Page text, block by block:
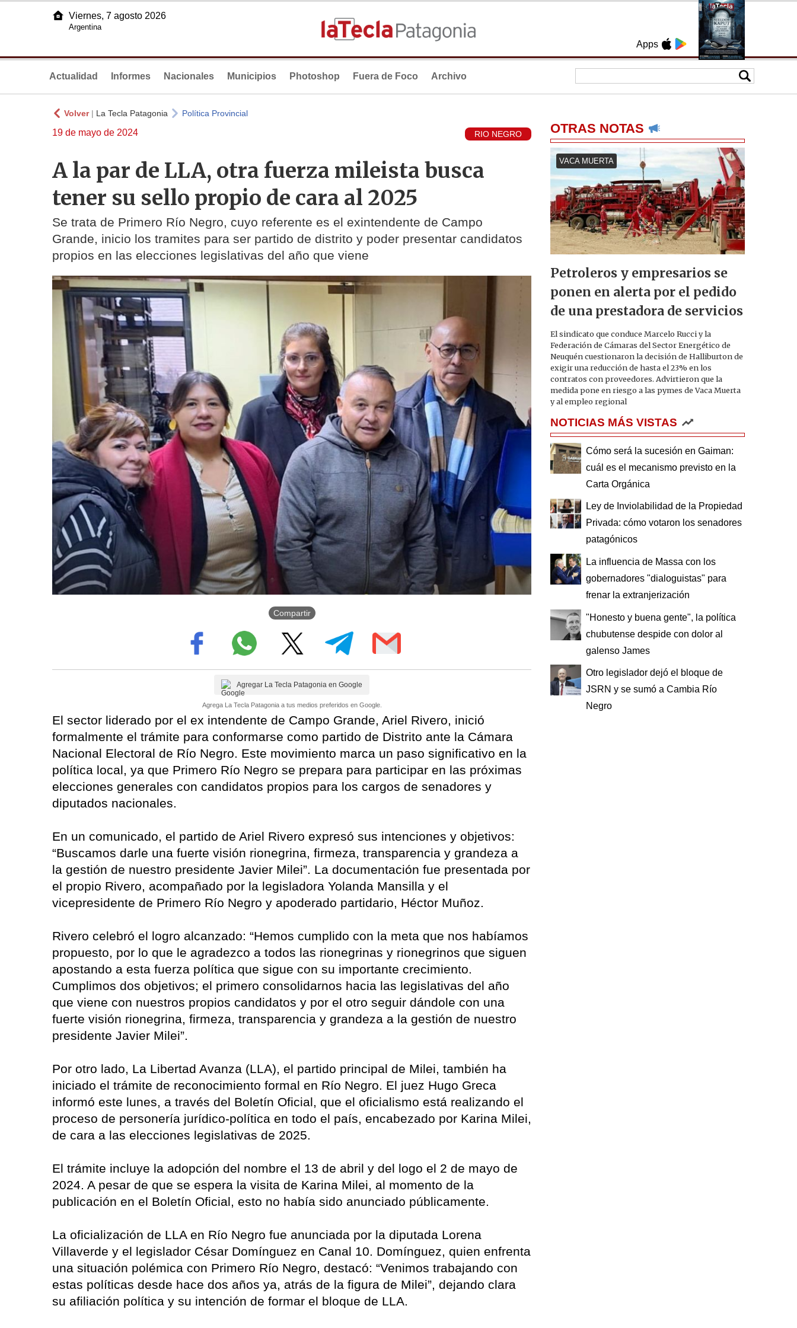
Apps
Viernes, 7 agosto 2026
Argentina
Actualidad Informes Nacionales Municipios Photoshop Fuera de Foco Archivo
Volver| La Tecla Patagonia Política Provincial
19 de mayo de 2024 RIO NEGRO
A la par de LLA, otra fuerza mileista busca
tener su sello propio de cara al 2025
Se trata de Primero Río Negro, cuyo referente es el exintendente de Campo
Grande, inicio los tramites para ser partido de distrito y poder presentar candidatos
propios en las elecciones legislativas del año que viene
Compartir
Agregar La Tecla Patagonia en Google
Agrega La Tecla Patagonia a tus medios preferidos en Google.
El sector liderado por el ex intendente de Campo Grande, Ariel Rivero, inició
formalmente el trámite para conformarse como partido de Distrito ante la Cámara
Nacional Electoral de Río Negro. Este movimiento marca un paso significativo en la
política local, ya que Primero Río Negro se prepara para participar en las próximas
elecciones generales con candidatos propios para los cargos de senadores y
diputados nacionales.
En un comunicado, el partido de Ariel Rivero expresó sus intenciones y objetivos:
“Buscamos darle una fuerte visión rionegrina, firmeza, transparencia y grandeza a
la gestión de nuestro presidente Javier Milei”. La documentación fue presentada por
el propio Rivero, acompañado por la legisladora Yolanda Mansilla y el
vicepresidente de Primero Río Negro y apoderado partidario, Héctor Muñoz.
Rivero celebró el logro alcanzado: “Hemos cumplido con la meta que nos habíamos
propuesto, por lo que le agradezco a todos las rionegrinas y rionegrinos que siguen
apostando a esta fuerza política que sigue con su importante crecimiento.
Cumplimos dos objetivos; el primero consolidarnos hacia las legislativas del año
que viene con nuestros propios candidatos y por el otro seguir dándole con una
fuerte visión rionegrina, firmeza, transparencia y grandeza a la gestión de nuestro
presidente Javier Milei”.
Por otro lado, La Libertad Avanza (LLA), el partido principal de Milei, también ha
iniciado el trámite de reconocimiento formal en Río Negro. El juez Hugo Greca
informó este lunes, a través del Boletín Oficial, que el oficialismo está realizando el
proceso de personería jurídico-política en todo el país, encabezado por Karina Milei,
de cara a las elecciones legislativas de 2025.
El trámite incluye la adopción del nombre el 13 de abril y del logo el 2 de mayo de
2024. A pesar de que se espera la visita de Karina Milei, al momento de la
publicación en el Boletín Oficial, esto no había sido anunciado públicamente.
La oficialización de LLA en Río Negro fue anunciada por la diputada Lorena
Villaverde y el legislador César Domínguez en Canal 10. Domínguez, quien enfrenta
una situación polémica con Primero Río Negro, destacó: “Venimos trabajando con
estas políticas desde hace dos años ya, atrás de la figura de Milei”, dejando clara
su afiliación política y su intención de formar el bloque de LLA.
OTRAS NOTAS
VACA MUERTA
Petroleros y empresarios se
ponen en alerta por el pedido
de una prestadora de servicios
El sindicato que conduce Marcelo Rucci y la
Federación de Cámaras del Sector Energético de
Neuquén cuestionaron la decisión de Halliburton de
exigir una reducción de hasta el 23% en los
contratos con proveedores. Advirtieron que la
medida pone en riesgo a las pymes de Vaca Muerta
y al empleo regional
NOTICIAS MÁS VISTAS
Cómo será la sucesión en Gaiman:
cuál es el mecanismo previsto en la
Carta Orgánica
Ley de Inviolabilidad de la Propiedad
Privada: cómo votaron los senadores
patagónicos
La influencia de Massa con los
gobernadores "dialoguistas" para
frenar la extranjerización
"Honesto y buena gente", la política
chubutense despide con dolor al
galenso James
Otro legislador dejó el bloque de
JSRN y se sumó a Cambia Río
Negro